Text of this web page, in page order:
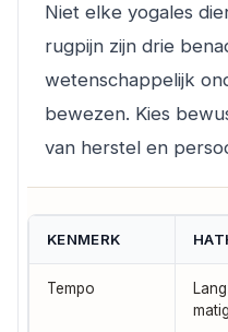
Niet elke yogales
rugpijn zijn drie
wetenschappelijk
bewezen. Kies
van herstel en
KENMERK
Tempo
matig